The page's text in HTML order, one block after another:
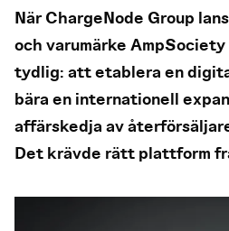
När ChargeNode Group
och varumärke
tydlig: att etablera en
bära en internationell
affärskedja av
Det krävde rätt plattform